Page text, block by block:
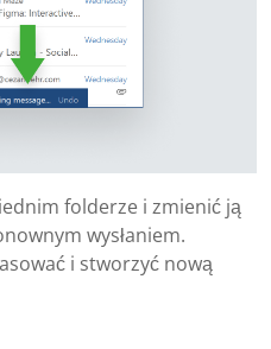
folderze i zmienić ją
wysłaniem.
i stworzyć nową